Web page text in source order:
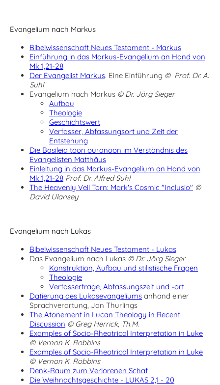
Evangelium nach Markus
Bibelwissenschaft Neues Testament - Markus
Einführung in das Markus-Evangelium an Hand von
Mk 1,21-28
Der Evangelist Markus. Eine Einführung © Prof. Dr. A.
Suhl
Evangelium nach Markus © Dr. Jörg Sieger
Aufbau
Theologie
Geschichtswert
Verfasser, Abfassungsort und Zeit der
Entstehung
Die Basileia toon ouranoon im Verständnis des
Evangelisten Matthäus
Einleitung in das Markus-Evangelium an Hand von
Mk 1,21-28 Prof. Dr. Alfred Suhl
The Heavenly Veil Torn: Mark's Cosmic "Inclusio" ©
David Ulansey
Evangelium nach Lukas
Bibelwissenschaft Neues Testament - Lukas
Das Evangelium nach Lukas © Dr. Jörg Sieger
Konstruktion, Aufbau und stilistische Fragen
Theologie
Verfasserfrage, Abfassungszeit und -ort
Datierung des Lukasevangeliums anhand einer
Sprachverartung, Jan Thurlings
The Atonement in Lucan Theology in Recent
Discussion © Greg Herrick, Th.M.
Examples of Socio-Rheotrical Interpretation in Luke
© Vernon K. Robbins
Examples of Socio-Rheotrical Interpretation in Luke
© Vernon K. Robbins
Denk-Raum zum Verlorenen Schaf
Die Weihnachtsgeschichte - LUKAS 2,1 - 20